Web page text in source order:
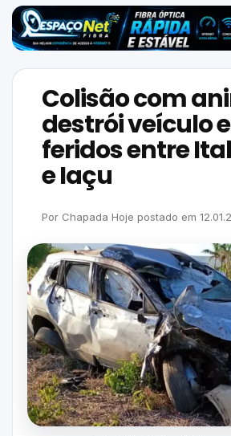
Colisão com
destrói veículo
feridos entre
e Iaçu
Por Chapada Hoje postado em